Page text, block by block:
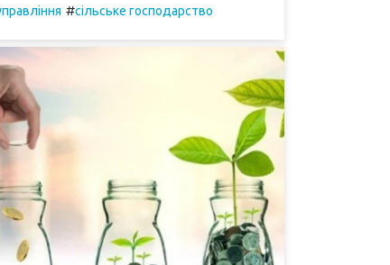
#сільське господарство